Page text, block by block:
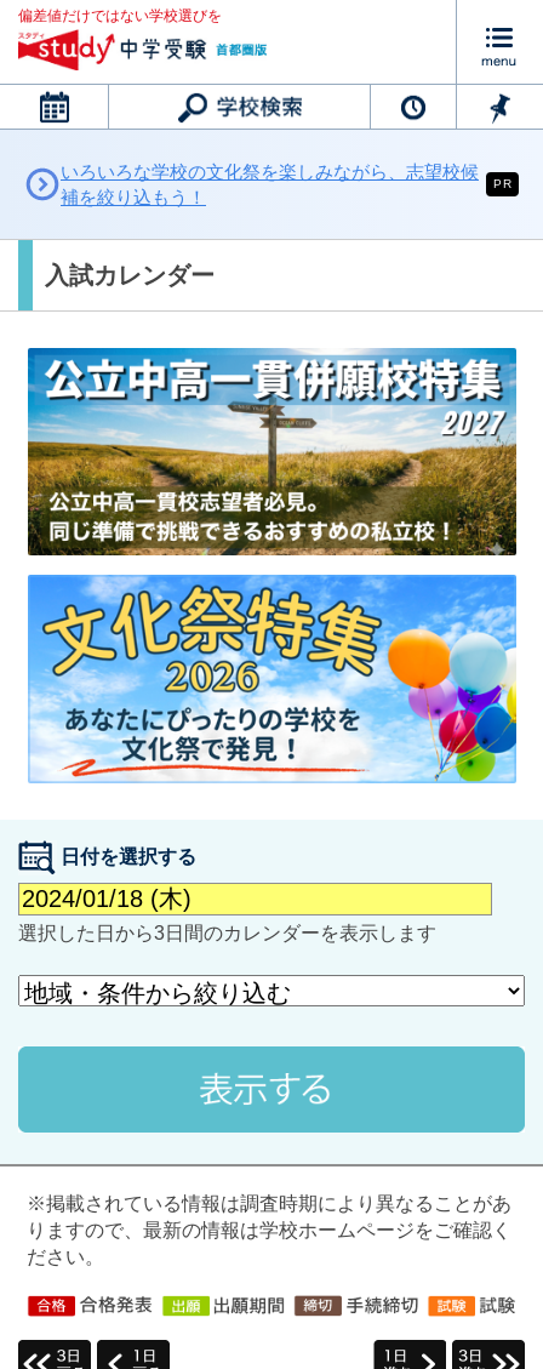
偏差値だけではない学校選びを
カレンダー
最近見た学校
学校閲覧履歴はありません
ブックマークした学校
ブックマークした学校はありません
いろいろな学校の文化祭を楽しみながら、志望校候
補を絞り込もう！
PR
入試カレンダー
日付を選択する
選択した日から3日間のカレンダーを表示します
※掲載されている情報は調査時期により異なることがあ
りますので、最新の情報は学校ホームページをご確認く
ださい。